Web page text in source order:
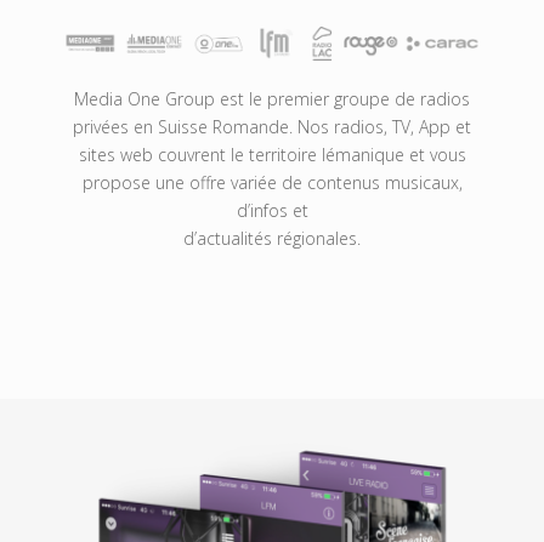
Media One Group est le premier groupe de radios
privées en Suisse Romande. Nos radios, TV, App et
sites web couvrent le territoire lémanique et vous
propose une offre variée de contenus musicaux,
d’infos et
d’actualités régionales.